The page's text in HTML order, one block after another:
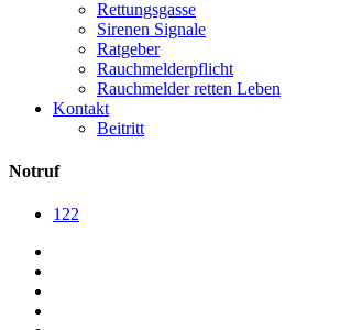
Rettungsgasse
Sirenen Signale
Ratgeber
Rauchmelderpflicht
Rauchmelder retten Leben
Kontakt
Beitritt
Notruf
122